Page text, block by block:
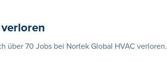
über 70 Jobs bei Nortek Global HVAC verloren.